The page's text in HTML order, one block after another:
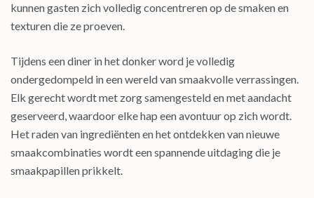
kunnen gasten zich volledig concentreren op de smaken en
texturen die ze proeven.
Tijdens een diner in het donker word je volledig
ondergedompeld in een wereld van smaakvolle verrassingen.
Elk gerecht wordt met zorg samengesteld en met aandacht
geserveerd, waardoor elke hap een avontuur op zich wordt.
Het raden van ingrediënten en het ontdekken van nieuwe
smaakcombinaties wordt een spannende uitdaging die je
smaakpapillen prikkelt.